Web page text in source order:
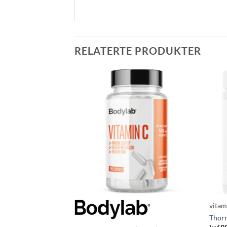
RELATERTE PRODUKTER